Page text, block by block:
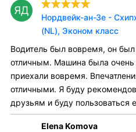
ЯД
Нордвейк-ан-Зе -
(NL), Эконом класс
Водитель был вовремя, он
отличным. Машина была
приехали вовремя.
отличными. Я буду
друзьям и буду
Elena Komova